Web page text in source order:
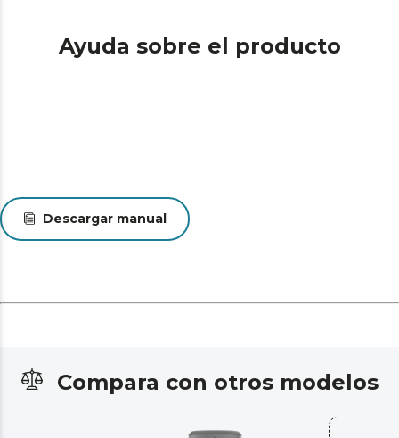
Ayuda sobre el producto
Descargar manual
Compara con otros modelos